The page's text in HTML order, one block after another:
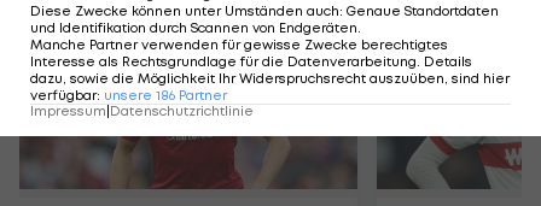
Diese Zwecke können unter Umständen auch: Genaue Standortdaten
und Identifikation durch Scannen von Endgeräten
Manche Partner verwenden für gewisse Zwecke berechtigtes
Interesse als Rechtsgrundlage für die Datenverarbeitung. Details
dazu, sowie die Möglichkeit Ihr Widerspruchsrecht auszuüben, sind hier
verfügbar: unsere 186 Partner
Impressum|Datenschutzrichtlinie